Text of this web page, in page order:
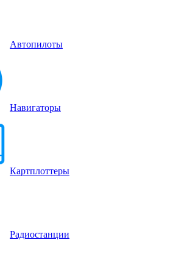
Автопилоты
Навигаторы
Картплоттеры
Радиостанции